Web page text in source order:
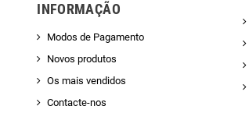
INFORMAÇÃO
Modos de Pagamento
Novos produtos
Os mais vendidos
Contacte-nos